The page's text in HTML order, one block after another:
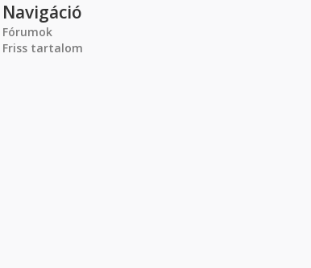
Navigáció
Fórumok
Friss tartalom